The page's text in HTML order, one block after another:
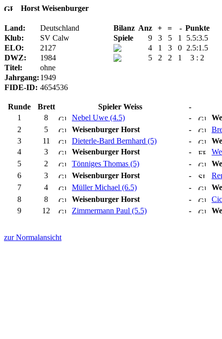
Horst Weisenburger
Land: Deutschland Bilanz Anz + = - Punkte
Klub:
SV Calw Spiele 9 3 5 1
5.5:3.5
ELO:
2127 4 1 3 0 2.5:1.5
DWZ:
1984 5 2 2 1
3 : 2
Titel:
ohne
Jahrgang: 1949
FIDE-ID: 4654536
Runde Brett Spieler Weiss
-
1
8 Nebel Uwe (4.5) -
2
5 Weisenburger Horst -
3
11 Dieterle-Bard Bernhard (5) -
4
3 Weisenburger Horst -
5
2 Tönniges Thomas (5) -
6
3 Weisenburger Horst -
7
4 Müller Michael (6.5) -
8
8 Weisenburger Horst -
9
12 Zimmermann Paul (5.5) -
zur Normalansicht